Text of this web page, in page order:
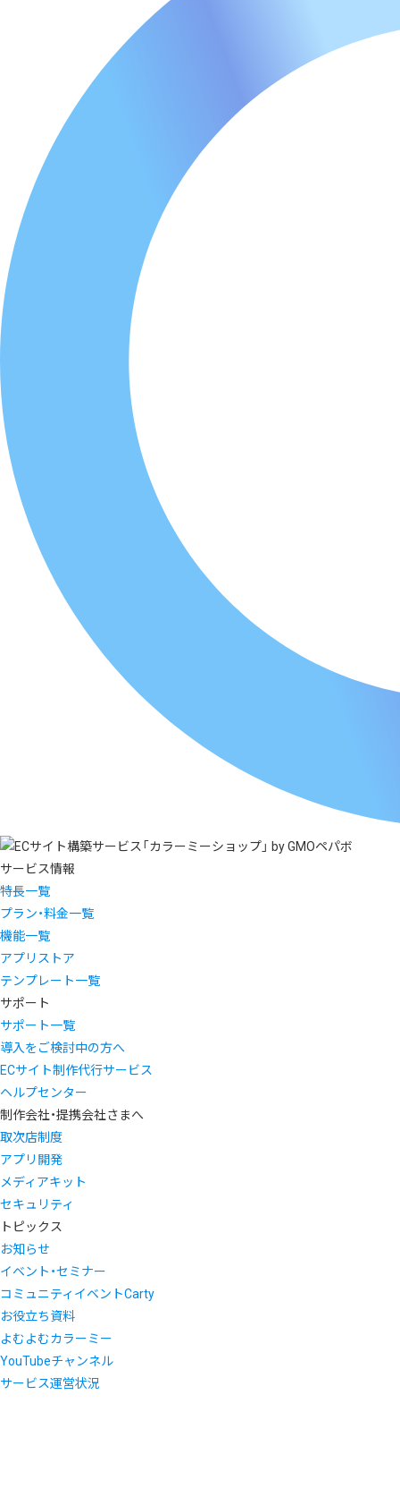
サービス情報
特長一覧
プラン・料金一覧
機能一覧
アプリストア
テンプレート一覧
サポート
サポート一覧
導入をご検討中の方へ
ECサイト制作代行サービス
ヘルプセンター
制作会社・提携会社さまへ
取次店制度
アプリ開発
メディアキット
セキュリティ
トピックス
お知らせ
イベント・セミナー
コミュニティイベントCarty
お役立ち資料
よむよむカラーミー
YouTubeチャンネル
サービス運営状況